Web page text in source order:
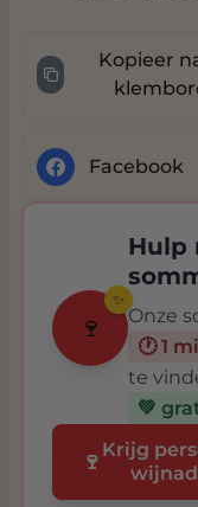
Kopieer
Facebook
🍷
✨
Hulp
Onze
🕐 1
te
💚
🍷 Krijg